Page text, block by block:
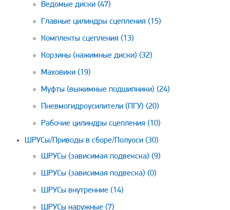
Ведомые диски (47)
Главные цилиндры сцепления (15)
Комплекты сцепления (13)
Корзины (нажимные диски) (32)
Маховики (19)
Муфты (выжимные подшипники) (24)
Пневмогидроусилители (ПГУ) (20)
Рабочие цилиндры сцепления (10)
ШРУСы/Приводы в сборе/Полуоси (30)
ШРУСы (зависимая подвекска) (9)
ШРУСы (зависимая подвеска) (0)
ШРУСы внутренние (14)
ШРУСы наружные (7)